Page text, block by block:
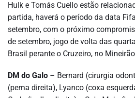
Hulk e Tomás Cuello estão
partida, haverá o período da data
setembro, com o próximo
de setembro, jogo de volta das
Brasil perante o Cruzeiro, no
DM do Galo – Bernard (cirurgia
(perna direita), Lyanco (coxa